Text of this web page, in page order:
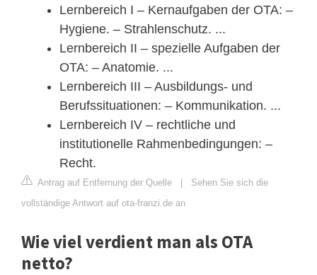
Lernbereich I – Kernaufgaben der OTA: –
Hygiene. – Strahlenschutz. ...
Lernbereich II – spezielle Aufgaben der
OTA: – Anatomie. ...
Lernbereich III – Ausbildungs- und
Berufssituationen: – Kommunikation. ...
Lernbereich IV – rechtliche und
institutionelle Rahmenbedingungen: –
Recht.
Antrag auf Entfernung der Quelle | Sehen Sie sich die
vollständige Antwort auf ota-franzi.de an
Wie viel verdient man als OTA
netto?